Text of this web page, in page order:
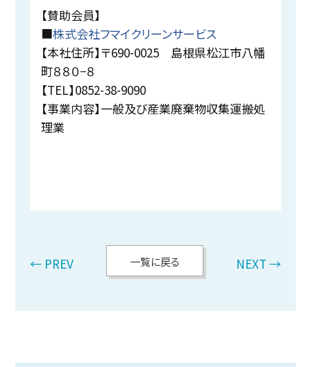
【賛助会員】
■株式会社フマイクリーンサービス
【本社住所】〒690-0025 島根県松江市八幡
町８８０−８
【TEL】0852-38-9090
【事業内容】一般及び産業廃棄物収集運搬処
理業
← PREV 一覧に戻る NEXT →